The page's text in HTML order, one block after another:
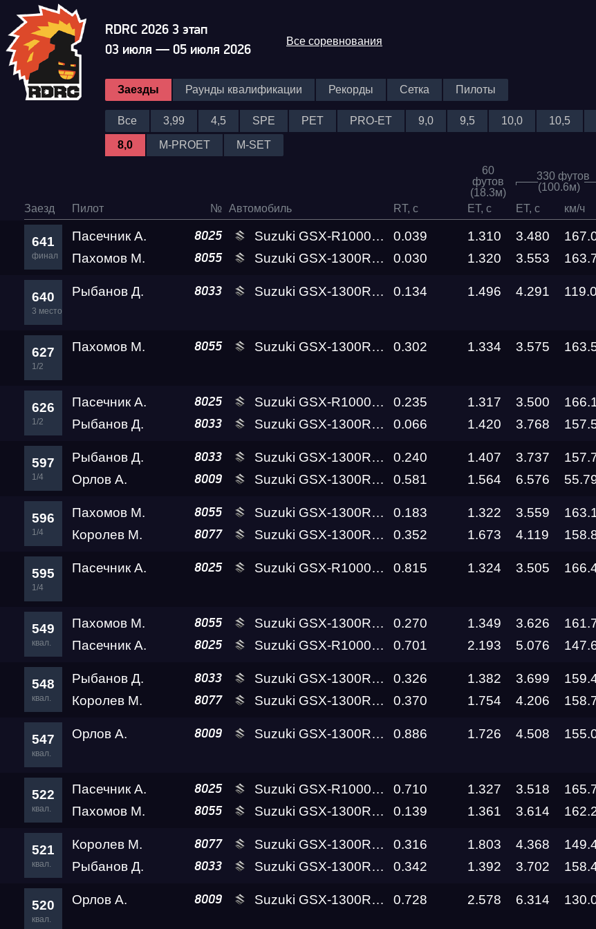
Гонка Трасса
RDRC Юг 6 этап
Evolution
Суперкубок RDRC 2026
RDRC
Racepark
Test & Tune PRO
Racepark
Racepark
Test & Tune Super PRO
RDRC
RDRC Сибирь 4 этап
Dragway
Сибирь Гандикап
Siberia
Кубок Алтайского края
Siberia
Dragway
RDRC 2026 3 этап
03 июля — 05 июля 2026
Все соревнования
Заезды Раунды квалификации Рекорды Сетка Пилоты
Все 3,99 4,5 SPE PET PRO-ET 9,0 9,5 10,0 10,5
8,0 M-PROET M-SET
60
футов
(18.3м)
330 футов
(100.6м)
Заезд Пилот № Автомобиль RT, c ET, c ET, c км/ч
641
финал
Пасечник А. 8025 Suzuki GSX-R1000 Street Fun 0.039 1.310 3.480
Пахомов М.
8055 Suzuki GSX-1300R Hayabusa Busa Zone 0.030 1.320 3.553
640
3 место
Рыбанов Д. 8033 Suzuki GSX-1300R Hayabusa Busa Zone 0.134 1.496 4.291
627
1/2
Пахомов М. 8055 Suzuki GSX-1300R Hayabusa Busa Zone 0.302 1.334 3.575
626
1/2
Пасечник А. 8025 Suzuki GSX-R1000 Street Fun 0.235 1.317 3.500
Рыбанов Д.
8033 Suzuki GSX-1300R Hayabusa Busa Zone 0.066 1.420 3.768
597
1/4
Рыбанов Д. 8033 Suzuki GSX-1300R Hayabusa Busa Zone 0.240 1.407 3.737
Орлов А.
8009 Suzuki GSX-1300R Hayabusa Street Fun 0.581 1.564 6.576
596
1/4
Пахомов М. 8055 Suzuki GSX-1300R Hayabusa Busa Zone 0.183 1.322 3.559
Королев М.
8077 Suzuki GSX-1300R Hayabusa Busa Zone 0.352 1.673 4.119
595
1/4
Пасечник А. 8025 Suzuki GSX-R1000 Street Fun 0.815 1.324 3.505
549
квал.
Пахомов М. 8055 Suzuki GSX-1300R Hayabusa Busa Zone 0.270 1.349 3.626
Пасечник А.
8025 Suzuki GSX-R1000 Street Fun 0.701 2.193 5.076
548
квал.
Рыбанов Д. 8033 Suzuki GSX-1300R Hayabusa Busa Zone 0.326 1.382 3.699
Королев М.
8077 Suzuki GSX-1300R Hayabusa Busa Zone 0.370 1.754 4.206
547
квал.
Орлов А. 8009 Suzuki GSX-1300R Hayabusa Street Fun 0.886 1.726 4.508
522
квал.
Пасечник А. 8025 Suzuki GSX-R1000 Street Fun 0.710 1.327 3.518
Пахомов М.
8055 Suzuki GSX-1300R Hayabusa Busa Zone 0.139 1.361 3.614
521
квал.
Королев М. 8077 Suzuki GSX-1300R Hayabusa Busa Zone 0.316 1.803 4.368
Рыбанов Д.
8033 Suzuki GSX-1300R Hayabusa Busa Zone 0.342 1.392 3.702
520
квал.
Орлов А. 8009 Suzuki GSX-1300R Hayabusa Street Fun 0.728 2.578 6.314